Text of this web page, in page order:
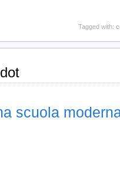
Tagged with:
scuola